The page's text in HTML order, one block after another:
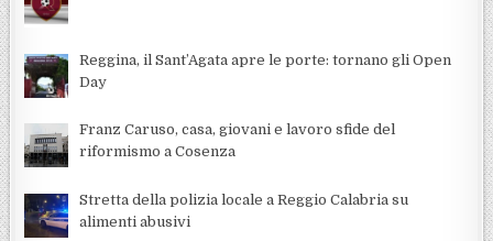
Reggina, il Sant’Agata apre le porte: tornano gli Open
Day
Franz Caruso, casa, giovani e lavoro sfide del
riformismo a Cosenza
Stretta della polizia locale a Reggio Calabria su
alimenti abusivi